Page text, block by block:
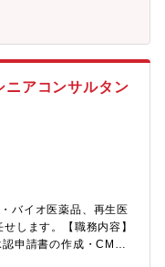
人希望、案件難易度、
にアサインされます。
トワークを取り入れ
スタイム制度：コアタ
上就業リモートワー
出社とリモートワーク
。
での打ち合わせや、出
ュニケーション力
ニアコンサルタン
バイオ医薬品、再生医
します。【職務内容】
申請書の作成・CMC